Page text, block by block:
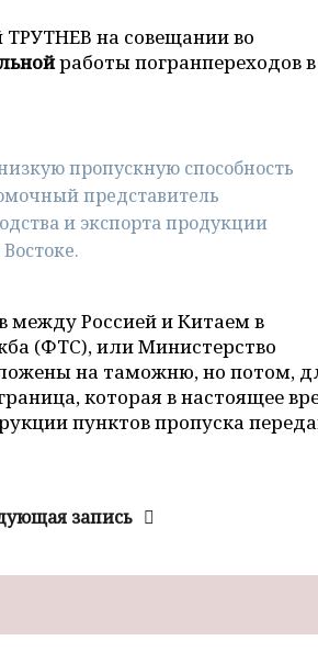
на совещании во
работы погранпереходов в
пропускную способность
представитель
и экспорта продукции
между Россией и Китаем в
(ФТС), или Министерство
на таможню, но потом,
которая в настоящее
пунктов пропуска
запись